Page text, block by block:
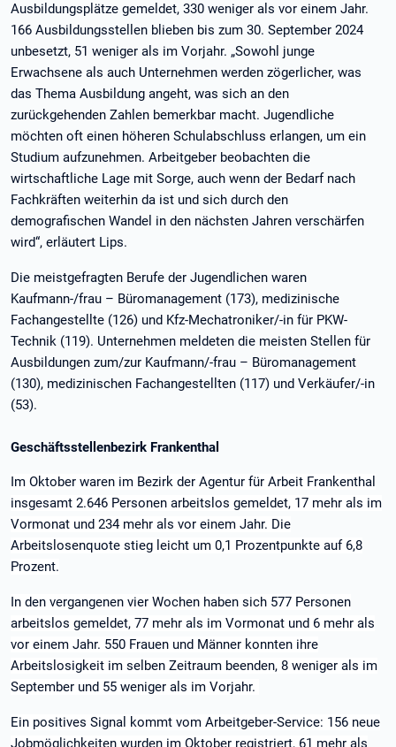
Ausbildungsplätze gemeldet, 330 weniger als vor einem Jahr.
166 Ausbildungsstellen blieben bis zum 30. September 2024
unbesetzt, 51 weniger als im Vorjahr. „Sowohl junge
Erwachsene als auch Unternehmen werden zögerlicher, was
das Thema Ausbildung angeht, was sich an den
zurückgehenden Zahlen bemerkbar macht. Jugendliche
möchten oft einen höheren Schulabschluss erlangen, um ein
Studium aufzunehmen. Arbeitgeber beobachten die
wirtschaftliche Lage mit Sorge, auch wenn der Bedarf nach
Fachkräften weiterhin da ist und sich durch den
demografischen Wandel in den nächsten Jahren verschärfen
wird“, erläutert Lips.
Die meistgefragten Berufe der Jugendlichen waren
Kaufmann-/frau – Büromanagement (173), medizinische
Fachangestellte (126) und Kfz-Mechatroniker/-in für PKW-
Technik (119). Unternehmen meldeten die meisten Stellen für
Ausbildungen zum/zur Kaufmann/-frau – Büromanagement
(130), medizinischen Fachangestellten (117) und Verkäufer/-in
(53).
Geschäftsstellenbezirk Frankenthal
Im Oktober waren im Bezirk der Agentur für Arbeit Frankenthal
insgesamt 2.646 Personen arbeitslos gemeldet, 17 mehr als im
Vormonat und 234 mehr als vor einem Jahr. Die
Arbeitslosenquote stieg leicht um 0,1 Prozentpunkte auf 6,8
Prozent.
In den vergangenen vier Wochen haben sich 577 Personen
arbeitslos gemeldet, 77 mehr als im Vormonat und 6 mehr als
vor einem Jahr. 550 Frauen und Männer konnten ihre
Arbeitslosigkeit im selben Zeitraum beenden, 8 weniger als im
September und 55 weniger als im Vorjahr.
Ein positives Signal kommt vom Arbeitgeber-Service: 156 neue
Jobmöglichkeiten wurden im Oktober registriert, 61 mehr als